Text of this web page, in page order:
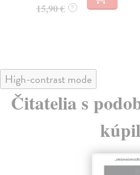
15,90 € ?
High-contrast mode
Čitatelia s